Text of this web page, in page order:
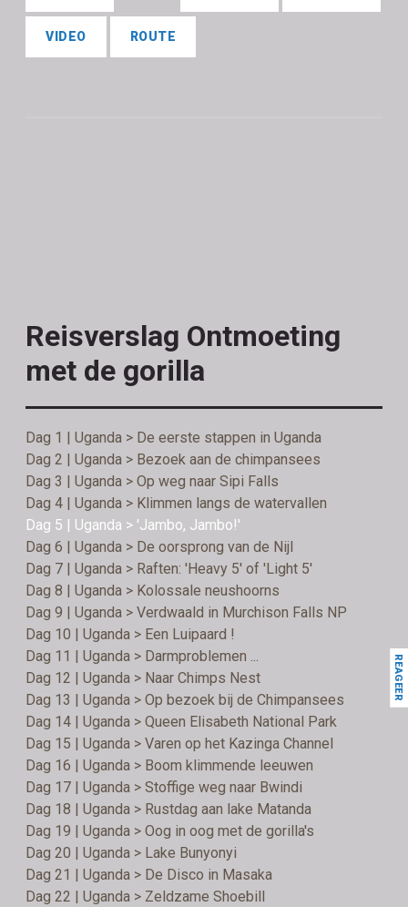
VIDEO ROUTE
Reisverslag Ontmoeting
met de gorilla
Dag 1 | Uganda > De eerste stappen in Uganda
Dag 2 | Uganda > Bezoek aan de chimpansees
Dag 3 | Uganda > Op weg naar Sipi Falls
Dag 4 | Uganda > Klimmen langs de watervallen
Dag 5 | Uganda > 'Jambo, Jambo!'
Dag 6 | Uganda > De oorsprong van de Nijl
Dag 7 | Uganda > Raften: 'Heavy 5' of 'Light 5'
Dag 8 | Uganda > Kolossale neushoorns
Dag 9 | Uganda > Verdwaald in Murchison Falls NP
Dag 10 | Uganda > Een Luipaard !
Dag 11 | Uganda > Darmproblemen ...
Dag 12 | Uganda > Naar Chimps Nest
Dag 13 | Uganda > Op bezoek bij de Chimpansees
Dag 14 | Uganda > Queen Elisabeth National Park
Dag 15 | Uganda > Varen op het Kazinga Channel
Dag 16 | Uganda > Boom klimmende leeuwen
Dag 17 | Uganda > Stoffige weg naar Bwindi
Dag 18 | Uganda > Rustdag aan lake Matanda
Dag 19 | Uganda > Oog in oog met de gorilla's
Dag 20 | Uganda > Lake Bunyonyi
Dag 21 | Uganda > De Disco in Masaka
Dag 22 | Uganda > Zeldzame Shoebill
REAGEER